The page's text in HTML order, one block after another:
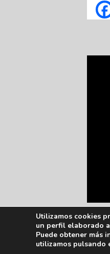
Utilizamos cookies
un perfil elaborado
Puede obtener más
utilizamos pulsando